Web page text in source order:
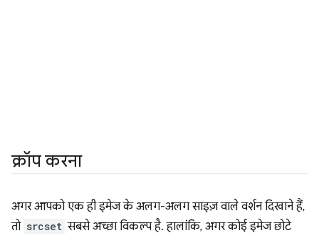
क्रॉप करना
अगर आपको एक ही इमेज के अलग-अलग साइज़ वाले वर्शन दिखाने हैं,
तो srcset सबसे अच्छा विकल्प है. हालांकि, अगर कोई इमेज छोटे